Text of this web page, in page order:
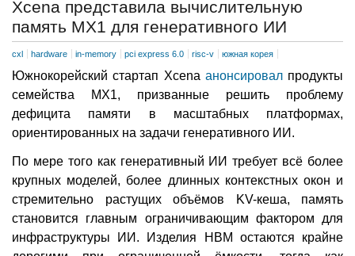
Xcena представила вычислительную
память MX1 для генеративного ИИ
cxl hardware in-memory pci express 6.0 risc-v южная корея
Южнокорейский стартап Xcena анонсировалпродукты
семейства MX1, призванные решить проблему
дефицита памяти в масштабных платформах,
ориентированных на задачи генеративного ИИ.
По мере того как генеративный ИИ требует всё более
крупных моделей, более длинных контекстных окон и
стремительно растущих объёмов KV-кеша, память
становится главным ограничивающим фактором для
инфраструктуры ИИ. Изделия HBM остаются крайне